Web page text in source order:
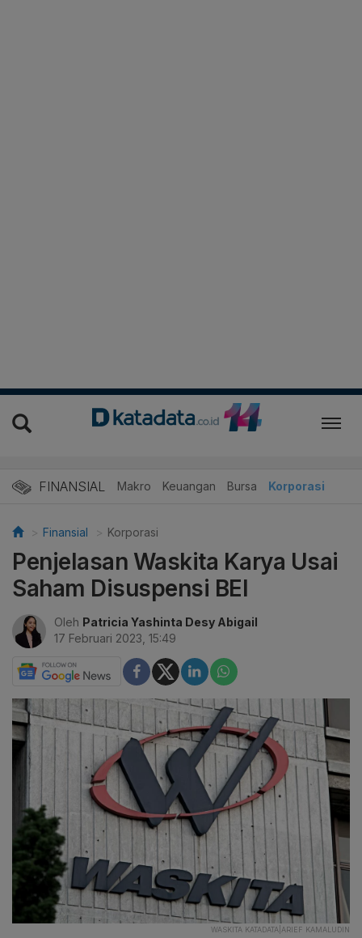
FINANSIAL Makro Keuangan Bursa Korporasi
Finansial Korporasi
Penjelasan Waskita Karya Usai
Saham Disuspensi BEI
Oleh Patricia Yashinta Desy Abigail
17 Februari 2023, 15:49
WASKITA KATADATA|ARIEF KAMALUDIN